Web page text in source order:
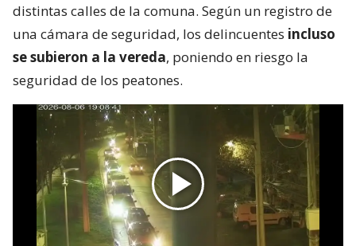
distintas calles de la comuna. Según un registro de
una cámara de seguridad, los delincuentes incluso
se subieron a la vereda, poniendo en riesgo la
seguridad de los peatones.